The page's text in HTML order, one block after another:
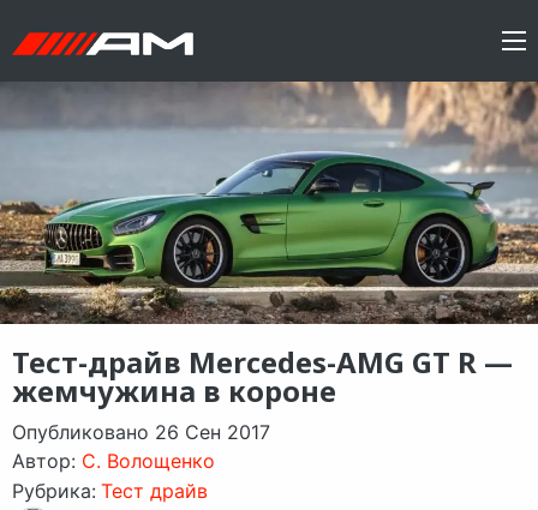
Тест-драйв Mercedes-AMG GT R —
жемчужина в короне
Опубликовано 26 Сен 2017
Автор: C. Волощенко
Рубрика: Тест драйв